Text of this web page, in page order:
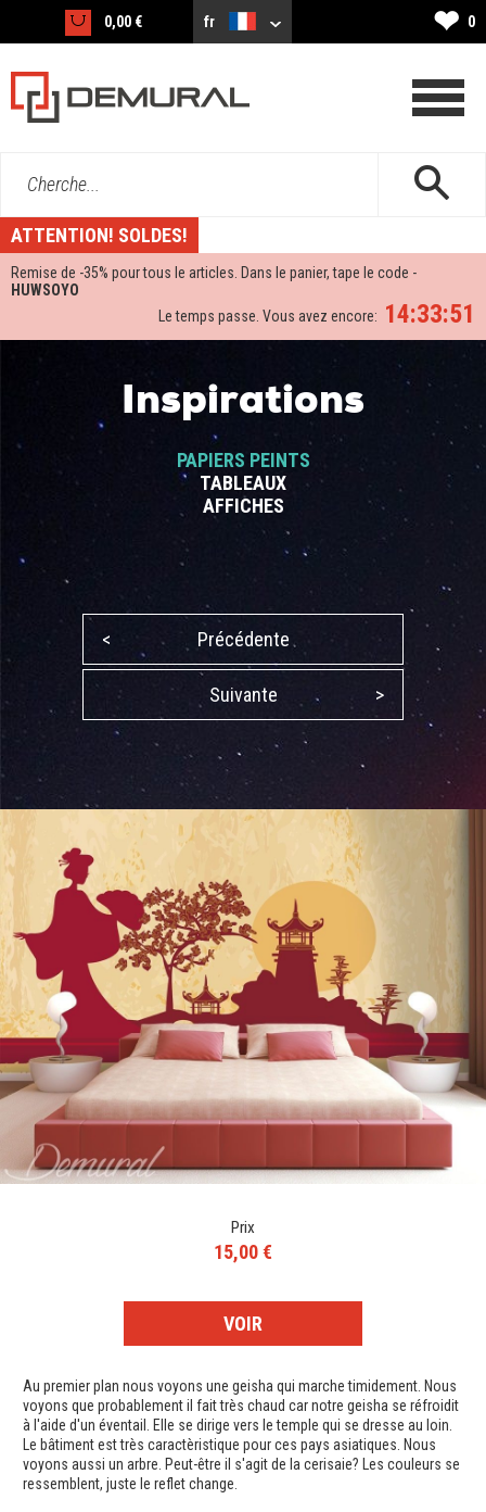
0,00 € fr ❤ 0
Cherche...
ATTENTION! SOLDES!
Remise de -35% pour tous le articles. Dans le panier, tape le code -
HUWSOYO
14:33:50
Le temps passe. Vous avez encore:
Inspirations
PAPIERS PEINTS
TABLEAUX
AFFICHES
< Précédente
Suivante >
Prix
15,00 €
VOIR
Au premier plan nous voyons une geisha qui marche timidement. Nous
voyons que probablement il fait très chaud car notre geisha se réfroidit
à l'aide d'un éventail. Elle se dirige vers le temple qui se dresse au loin.
Le bâtiment est très caractèristique pour ces pays asiatiques. Nous
voyons aussi un arbre. Peut-être il s'agit de la cerisaie? Les couleurs se
ressemblent, juste le reflet change.